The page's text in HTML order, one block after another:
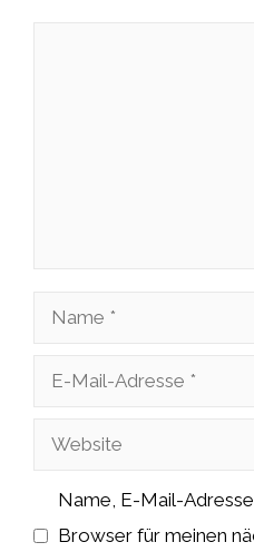
Name
Adresse
Website
Name, E-Mail-
Browser für meinen